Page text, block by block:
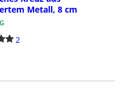
Metall, 8 cm
2